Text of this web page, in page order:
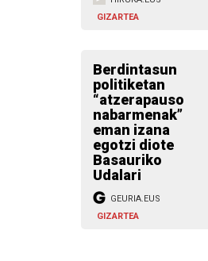
GIZARTEA
Berdintasun
politiketan
“atzerapauso
nabarmenak”
eman izana
egotzi diote
Basauriko
Udalari
GEURIA.EUS
GIZARTEA